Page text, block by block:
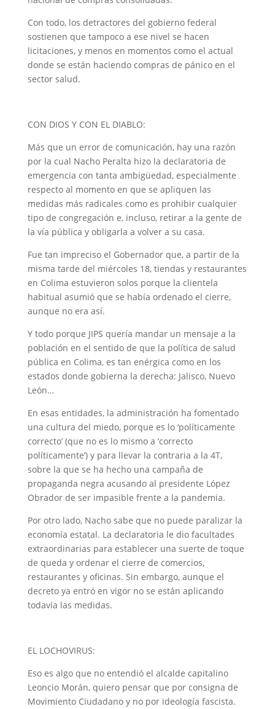
Con todo, los detractores del gobierno federal
sostienen que tampoco a ese nivel se hacen
licitaciones, y menos en momentos como el actual
donde se están haciendo compras de pánico en el
sector salud.
CON DIOS Y CON EL DIABLO:
Más que un error de comunicación, hay una razón
por la cual Nacho Peralta hizo la declaratoria de
emergencia con tanta ambigüedad, especialmente
respecto al momento en que se apliquen las
medidas más radicales como es prohibir cualquier
tipo de congregación e, incluso, retirar a la gente de
la vía pública y obligarla a volver a su casa.
Fue tan impreciso el Gobernador que, a partir de la
misma tarde del miércoles 18, tiendas y restaurantes
en Colima estuvieron solos porque la clientela
habitual asumió que se había ordenado el cierre,
aunque no era así.
Y todo porque JIPS quería mandar un mensaje a la
población en el sentido de que la política de salud
pública en Colima, es tan enérgica como en los
estados donde gobierna la derecha: Jalisco, Nuevo
León…
En esas entidades, la administración ha fomentado
una cultura del miedo, porque es lo ‘políticamente
correcto’ (que no es lo mismo a ‘correcto
políticamente’) y para llevar la contraria a la 4T,
sobre la que se ha hecho una campaña de
propaganda negra acusando al presidente López
Obrador de ser impasible frente a la pandemia.
Por otro lado, Nacho sabe que no puede paralizar la
economía estatal. La declaratoria le dio facultades
extraordinarias para establecer una suerte de toque
de queda y ordenar el cierre de comercios,
restaurantes y oficinas. Sin embargo, aunque el
decreto ya entró en vigor no se están aplicando
todavía las medidas.
EL LOCHOVIRUS:
Eso es algo que no entendió el alcalde capitalino
Leoncio Morán, quiero pensar que por consigna de
Movimiento Ciudadano y no por ideología fascista.